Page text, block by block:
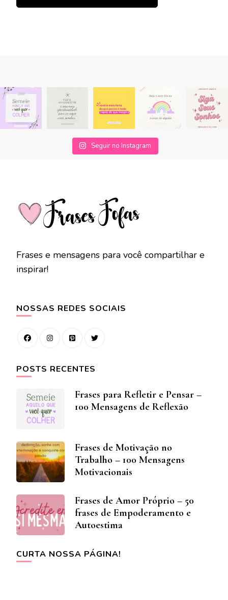
Seguir no Instagram
Frases e mensagens para você compartilhar e
inspirar!
NOSSAS REDES SOCIAIS
POSTS RECENTES
Frases para Refletir e Pensar –
100 Mensagens de Reflexão
Frases de Motivação no
Trabalho – 100 Mensagens
Motivacionais
Frases de Amor Próprio – 50
frases de Empoderamento e
Autoestima
CURTA NOSSA PÁGINA!